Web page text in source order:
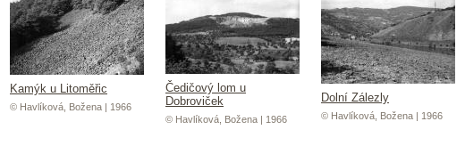
Kamýk u Litoměřic
© Havlíková, Božena | 1966
Čedičový lom u
Dobroviček
© Havlíková, Božena | 1966
Dolní Zálezly
© Havlíková, Božena | 1966